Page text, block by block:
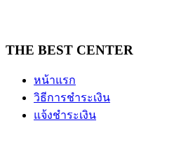
THE BEST CENTER
หน้าแรก
วิธีการชำระเงิน
แจ้งชำระเงิน